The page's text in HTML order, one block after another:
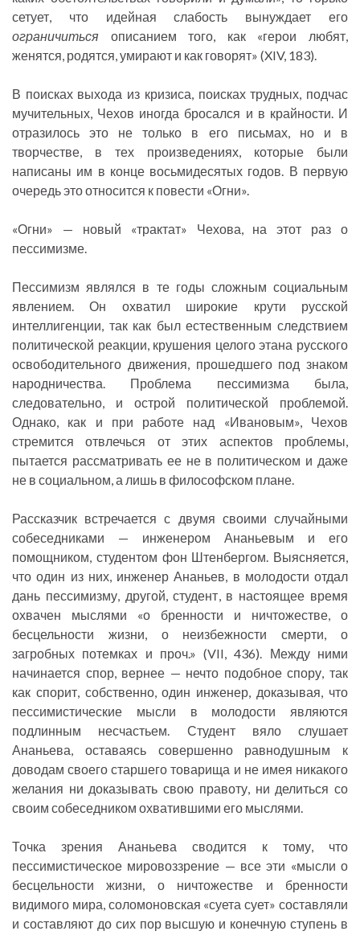
сетует, что идейная слабость вынуждает его
ограничиться описанием того, как «герои любят,
женятся, родятся, умирают и как говорят» (XIV, 183).
В поисках выхода из кризиса, поисках трудных, подчас
мучительных, Чехов иногда бросался и в крайности. И
отразилось это не только в его письмах, но и в
творчестве, в тех произведениях, которые были
написаны им в конце восьмидесятых годов. В первую
очередь это относится к повести «Огни».
«Огни» — новый «трактат» Чехова, на этот раз о
пессимизме.
Пессимизм являлся в те годы сложным социальным
явлением. Он охватил широкие крути русской
интеллигенции, так как был естественным следствием
политической реакции, крушения целого этана русского
освободительного движения, прошедшего под знаком
народничества. Проблема пессимизма была,
следовательно, и острой политической проблемой.
Однако, как и при работе над «Ивановым», Чехов
стремится отвлечься от этих аспектов проблемы,
пытается рассматривать ее не в политическом и даже
не в социальном, а лишь в философском плане.
Рассказчик встречается с двумя своими случайными
собеседниками — инженером Ананьевым и его
помощником, студентом фон Штенбергом. Выясняется,
что один из них, инженер Ананьев, в молодости отдал
дань пессимизму, другой, студент, в настоящее время
охвачен мыслями «о бренности и ничтожестве, о
бесцельности жизни, о неизбежности смерти, о
загробных потемках и проч.» (VII, 436). Между ними
начинается спор, вернее — нечто подобное спору, так
как спорит, собственно, один инженер, доказывая, что
пессимистические мысли в молодости являются
подлинным несчастьем. Студент вяло слушает
Ананьева, оставаясь совершенно равнодушным к
доводам своего старшего товарища и не имея никакого
желания ни доказывать свою правоту, ни делиться со
своим собеседником охватившими его мыслями.
Точка зрения Ананьева сводится к тому, что
пессимистическое мировоззрение — все эти «мысли о
бесцельности жизни, о ничтожестве и бренности
видимого мира, соломоновская «суета сует» составляли
и составляют до сих пор высшую и конечную ступень в